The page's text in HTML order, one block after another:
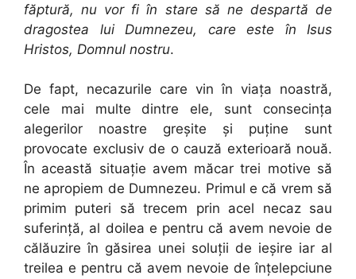
făptură, nu vor fi în stare să ne despartă de
dragostea lui Dumnezeu, care este în Isus
Hristos, Domnul nostru.
De fapt, necazurile care vin în viaţa noastră,
cele mai multe dintre ele, sunt consecinţa
alegerilor noastre greşite şi puţine sunt
provocate exclusiv de o cauză exterioară nouă.
În această situaţie avem măcar trei motive să
ne apropiem de Dumnezeu. Primul e că vrem să
primim puteri să trecem prin acel necaz sau
suferinţă, al doilea e pentru că avem nevoie de
călăuzire în găsirea unei soluţii de ieşire iar al
treilea e pentru că avem nevoie de înţelepciune